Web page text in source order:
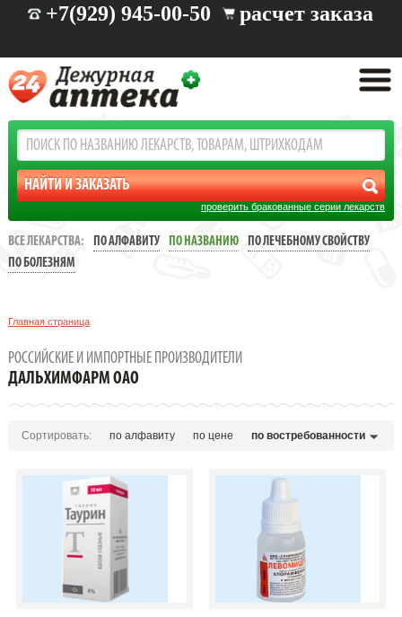
+7(929) 945-00-50 расчет заказа
проверить бракованные серии лекарств
ВСЕ ЛЕКАРСТВА: ПО АЛФАВИТУ ПО НАЗВАНИЮ
ПО ЛЕЧЕБНОМУ СВОЙСТВУ
ПО БОЛЕЗНЯМ
Главная страница
РОССИЙСКИЕ И ИМПОРТНЫЕ ПРОИЗВОДИТЕЛИ
ДАЛЬХИМФАРМ ОАО
Сортировать: по алфавиту по цене по востребованности